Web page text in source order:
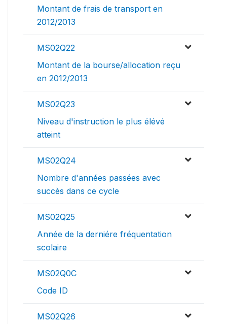
Montant de frais de transport en
2012/2013
MS02Q22
Montant de la bourse/allocation reçu
en 2012/2013
MS02Q23
Niveau d'instruction le plus élévé
atteint
MS02Q24
Nombre d'années passées avec
succès dans ce cycle
MS02Q25
Année de la derniére fréquentation
scolaire
MS02Q0C
Code ID
MS02Q26